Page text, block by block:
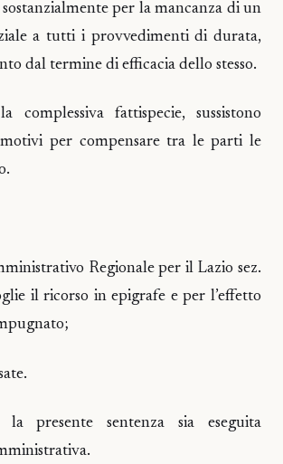
per la mancanza di un
a tutti i provvedimenti di durata,
dal termine di efficacia dello stesso.
complessiva fattispecie, sussistono
per compensare tra le parti le
Regionale per il Lazio sez.
il ricorso in epigrafe e per l’effetto
presente sentenza sia eseguita